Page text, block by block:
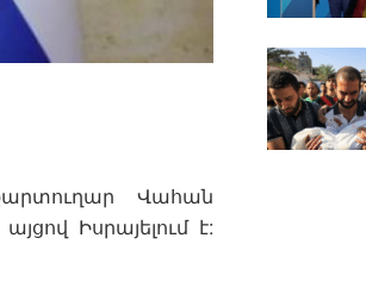
Վահան
Իսրայելում է: